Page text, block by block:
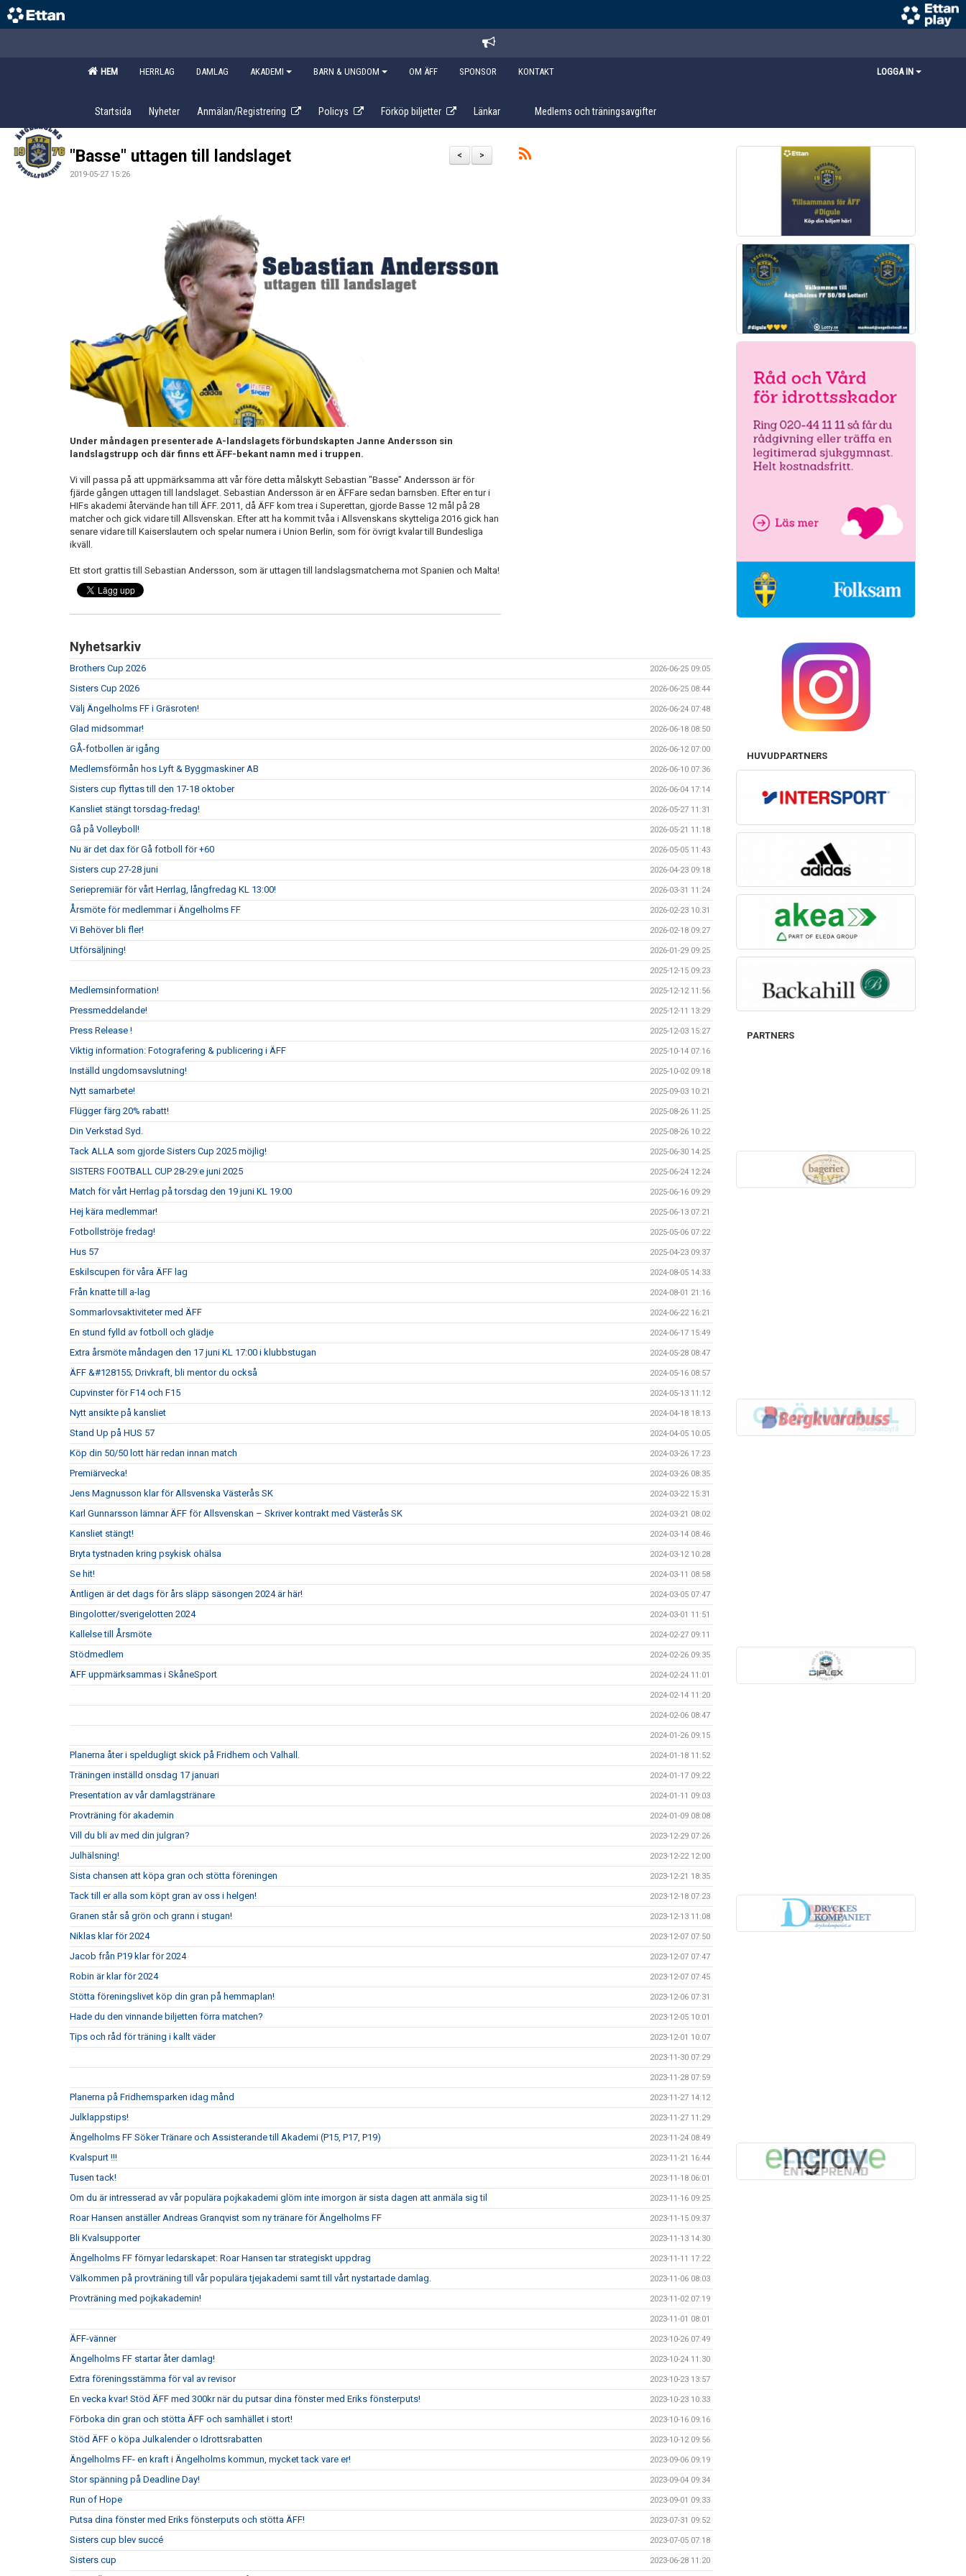
HEM HERRLAG DAMLAG AKADEMI BARN & UNGDOM OM ÄFF SPONSOR KONTAKT LOGGA IN
Startsida Nyheter Anmälan/Registrering Policys Förköp biljetter Länkar Medlems och träningsavgifter
>
<
"Basse" uttagen till landslaget
2019-05-27 15:26
Under måndagen presenterade A-landslagets förbundskapten Janne Andersson sin
landslagstrupp och där finns ett ÄFF-bekant namn med i truppen.
Vi vill passa på att uppmärksamma att vår före detta målskytt Sebastian "Basse" Andersson är för
fjärde gången uttagen till landslaget. Sebastian Andersson är en ÄFFare sedan barnsben. Efter en tur i
HIFs akademi återvände han till ÄFF. 2011, då ÄFF kom trea i Superettan, gjorde Basse 12 mål på 28
matcher och gick vidare till Allsvenskan. Efter att ha kommit tvåa i Allsvenskans skytteliga 2016 gick han
senare vidare till Kaiserslautern och spelar numera i Union Berlin, som för övrigt kvalar till Bundesliga
ikväll.
Ett stort grattis till Sebastian Andersson, som är uttagen till landslagsmatcherna mot Spanien och Malta!
Nyhetsarkiv
Brothers Cup 2026 2026-06-25 09:05
Sisters Cup 2026 2026-06-25 08:44
Välj Ängelholms FF i Gräsroten! 2026-06-24 07:48
Glad midsommar! 2026-06-18 08:50
GÅ-fotbollen är igång 2026-06-12 07:00
Medlemsförmån hos Lyft & Byggmaskiner AB 2026-06-10 07:36
Sisters cup flyttas till den 17-18 oktober 2026-06-04 17:14
Kansliet stängt torsdag-fredag! 2026-05-27 11:31
Gå på Volleyboll! 2026-05-21 11:18
Nu är det dax för Gå fotboll för +60 2026-05-05 11:43
Sisters cup 27-28 juni 2026-04-23 09:18
Seriepremiär för vårt Herrlag, långfredag KL 13:00! 2026-03-31 11:24
Årsmöte för medlemmar i Ängelholms FF 2026-02-23 10:31
Vi Behöver bli fler! 2026-02-18 09:27
Utförsäljning! 2026-01-29 09:25
2025-12-15 09:23
Medlemsinformation! 2025-12-12 11:56
Pressmeddelande! 2025-12-11 13:29
Press Release ! 2025-12-03 15:27
Viktig information: Fotografering & publicering i ÄFF 2025-10-14 07:16
Inställd ungdomsavslutning! 2025-10-02 09:18
Nytt samarbete! 2025-09-03 10:21
Flügger färg 20% rabatt! 2025-08-26 11:25
Din Verkstad Syd. 2025-08-26 10:22
Tack ALLA som gjorde Sisters Cup 2025 möjlig! 2025-06-30 14:25
SISTERS FOOTBALL CUP 28-29:e juni 2025 2025-06-24 12:24
Match för vårt Herrlag på torsdag den 19 juni KL 19:00 2025-06-16 09:29
Hej kära medlemmar! 2025-06-13 07:21
Fotbollströje fredag! 2025-05-06 07:22
Hus 57 2025-04-23 09:37
Eskilscupen för våra ÄFF lag 2024-08-05 14:33
Från knatte till a-lag 2024-08-01 21:16
Sommarlovsaktiviteter med ÄFF 2024-06-22 16:21
En stund fylld av fotboll och glädje 2024-06-17 15:49
Extra årsmöte måndagen den 17 juni KL 17:00 i klubbstugan 2024-05-28 08:47
ÄFF &#128155; Drivkraft, bli mentor du också 2024-05-16 08:57
Cupvinster för F14 och F15 2024-05-13 11:12
Nytt ansikte på kansliet 2024-04-18 18:13
Stand Up på HUS 57 2024-04-05 10:05
Köp din 50/50 lott här redan innan match 2024-03-26 17:23
Premiärvecka! 2024-03-26 08:35
Jens Magnusson klar för Allsvenska Västerås SK 2024-03-22 15:31
Karl Gunnarsson lämnar ÄFF för Allsvenskan – Skriver kontrakt med Västerås SK 2024-03-21 08:02
Kansliet stängt! 2024-03-14 08:46
Bryta tystnaden kring psykisk ohälsa 2024-03-12 10:28
Se hit! 2024-03-11 08:58
Äntligen är det dags för års släpp säsongen 2024 är här! 2024-03-05 07:47
Bingolotter/sverigelotten 2024 2024-03-01 11:51
Kallelse till Årsmöte 2024-02-27 09:11
Stödmedlem 2024-02-26 09:35
ÄFF uppmärksammas i SkåneSport 2024-02-24 11:01
2024-02-14 11:20
2024-02-06 08:47
2024-01-26 09:15
Planerna åter i speldugligt skick på Fridhem och Valhall. 2024-01-18 11:52
Träningen inställd onsdag 17 januari 2024-01-17 09:22
Presentation av vår damlagstränare 2024-01-11 09:03
Provträning för akademin 2024-01-09 08:08
Vill du bli av med din julgran? 2023-12-29 07:26
Julhälsning! 2023-12-22 12:00
Sista chansen att köpa gran och stötta föreningen 2023-12-21 18:35
Tack till er alla som köpt gran av oss i helgen! 2023-12-18 07:23
Granen står så grön och grann i stugan! 2023-12-13 11:08
Niklas klar för 2024 2023-12-07 07:50
Jacob från P19 klar för 2024 2023-12-07 07:47
Robin är klar för 2024 2023-12-07 07:45
Stötta föreningslivet köp din gran på hemmaplan! 2023-12-06 07:31
Hade du den vinnande biljetten förra matchen? 2023-12-05 10:01
Tips och råd för träning i kallt väder 2023-12-01 10:07
2023-11-30 07:29
2023-11-28 07:59
Planerna på Fridhemsparken idag månd 2023-11-27 14:12
Julklappstips! 2023-11-27 11:29
Ängelholms FF Söker Tränare och Assisterande till Akademi (P15, P17, P19) 2023-11-24 08:49
Kvalspurt !!! 2023-11-21 16:44
Tusen tack! 2023-11-18 06:01
Om du är intresserad av vår populära pojkakademi glöm inte imorgon är sista dagen att anmäla sig til 2023-11-16 09:25
Roar Hansen anställer Andreas Granqvist som ny tränare för Ängelholms FF 2023-11-15 09:37
Bli Kvalsupporter 2023-11-13 14:30
Ängelholms FF förnyar ledarskapet: Roar Hansen tar strategiskt uppdrag 2023-11-11 17:22
Välkommen på provträning till vår populära tjejakademi samt till vårt nystartade damlag. 2023-11-06 08:03
Provträning med pojkakademin! 2023-11-02 07:19
2023-11-01 08:01
ÄFF-vänner 2023-10-26 07:49
Ängelholms FF startar åter damlag! 2023-10-24 11:30
Extra föreningsstämma för val av revisor 2023-10-23 13:57
En vecka kvar! Stöd ÄFF med 300kr när du putsar dina fönster med Eriks fönsterputs! 2023-10-23 10:33
Förboka din gran och stötta ÄFF och samhället i stort! 2023-10-16 09:16
Stöd ÄFF o köpa Julkalender o Idrottsrabatten 2023-10-12 09:56
Ängelholms FF- en kraft i Ängelholms kommun, mycket tack vare er! 2023-09-06 09:19
Stor spänning på Deadline Day! 2023-09-04 09:34
Run of Hope 2023-09-01 09:33
Putsa dina fönster med Eriks fönsterputs och stötta ÄFF! 2023-07-31 09:52
Sisters cup blev succé 2023-07-05 07:18
Sisters cup 2023-06-28 11:20
HUVUDPARTNERS
PARTNERS